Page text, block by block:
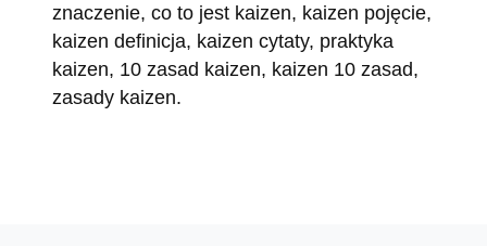
znaczenie, co to jest kaizen, kaizen pojęcie,
kaizen definicja, kaizen cytaty, praktyka
kaizen, 10 zasad kaizen, kaizen 10 zasad,
zasady kaizen.